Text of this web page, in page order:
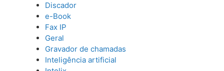
Discador
e-Book
Fax IP
Geral
Gravador de chamadas
Inteligência artificial